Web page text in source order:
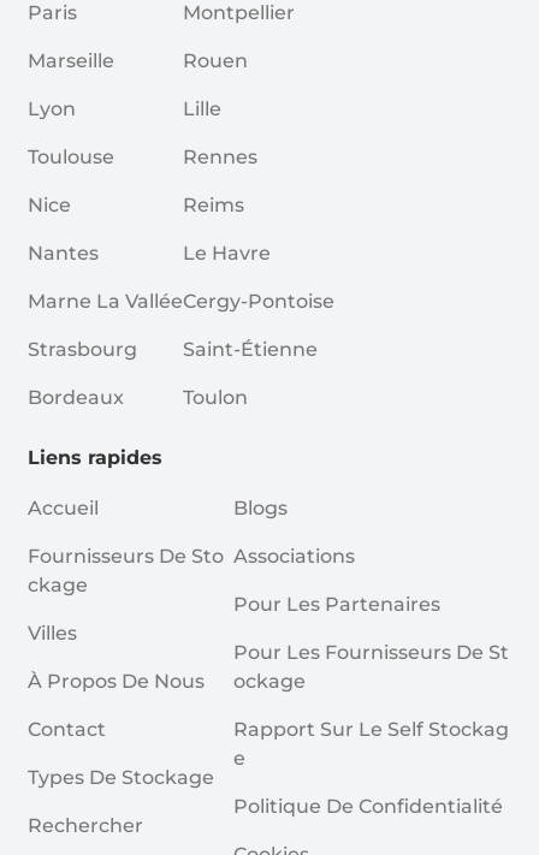
Paris
Marseille
Lyon
Toulouse
Nice
Nantes
Marne La Vallée
Strasbourg
Bordeaux
Montpellier
Rouen
Lille
Rennes
Reims
Le Havre
Cergy-Pontoise
Saint-Étienne
Toulon
Liens rapides
Accueil
Fournisseurs De Sto
Ckage
Villes
À Propos De Nous
Contact
Types De Stockage
Rechercher
Blogs
Associations
Pour Les Partenaires
Pour Les Fournisseurs De St
Ockage
Rapport Sur Le Self Stockag
E
Politique De Confidentialité